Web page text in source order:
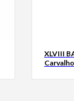
XLVIII